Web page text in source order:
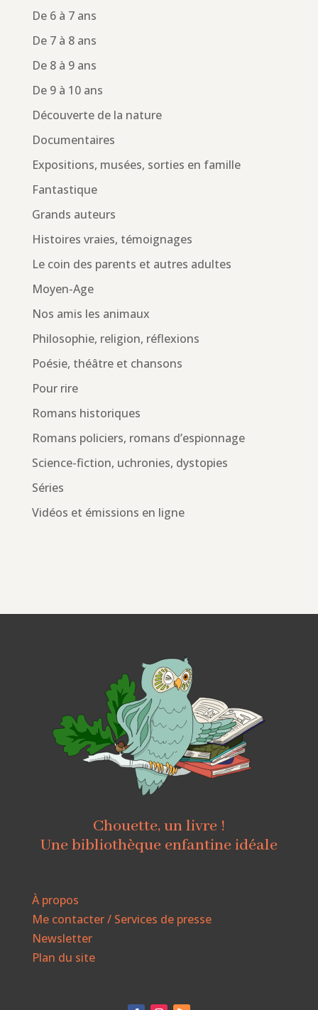
De 6 à 7 ans
De 7 à 8 ans
De 8 à 9 ans
De 9 à 10 ans
Découverte de la nature
Documentaires
Expositions, musées, sorties en famille
Fantastique
Grands auteurs
Histoires vraies, témoignages
Le coin des parents et autres adultes
Moyen-Age
Nos amis les animaux
Philosophie, religion, réflexions
Poésie, théâtre et chansons
Pour rire
Romans historiques
Romans policiers, romans d’espionnage
Science-fiction, uchronies, dystopies
Séries
Vidéos et émissions en ligne
Chouette, un livre !
Une bibliothèque enfantine idéale
À propos
Me contacter / Services de presse
Newsletter
Plan du site